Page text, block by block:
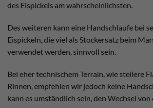
des Eispickels am wahrscheinlichsten.
Des weiteren kann eine Handschlaufe bei
Eispickeln, die viel als Stockersatz beim
verwendet werden, sinnvoll sein.
Bei eher technischem Terrain, wie steilere
Rinnen, empfehlen wir jedoch keine
kann es umständlich sein, den Wechsel von